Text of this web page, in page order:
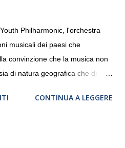
Philharmonic, l'orchestra
musicali dei paesi che
convinzione che la musica non
di natura geografica che di
in Germania, e toccherà, in
CONTINUA A LEGGERE